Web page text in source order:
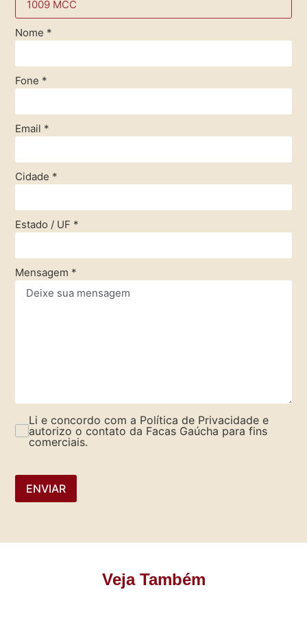
Nome *
Fone *
Email *
Cidade *
Estado / UF *
Mensagem *
Li e concordo com a Política de Privacidade e
autorizo o contato da Facas Gaúcha para fins
comerciais.
ENVIAR
Veja Também